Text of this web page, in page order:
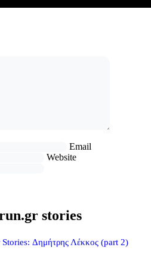
Email
Website
stories
Δημήτρης Λέκκος (part 2)